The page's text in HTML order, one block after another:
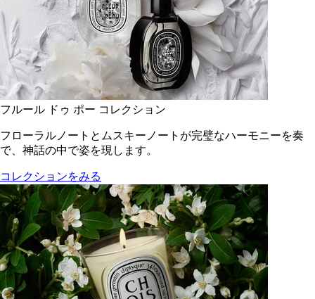
フルール ドゥ ポー コレクション
フローラルノートとムスキーノートが完璧なハーモニーを奏
で、神話の中で姿を現します。
コレクションをみる